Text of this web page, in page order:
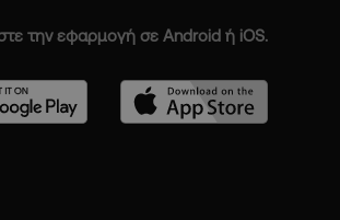
την εφαρμογή σε Android ή iOS.